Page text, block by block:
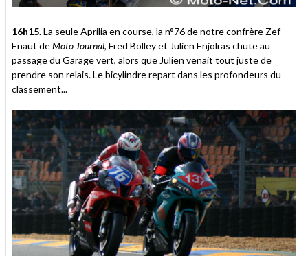
16h15.La seule Aprilia en course, la n°76 de notre confrère Zef
Enaut deMoto Journal, Fred Bolley et Julien Enjolras chute au
passage du Garage vert, alors que Julien venait tout juste de
prendre son relais. Le bicylindre repart dans les profondeurs du
classement...